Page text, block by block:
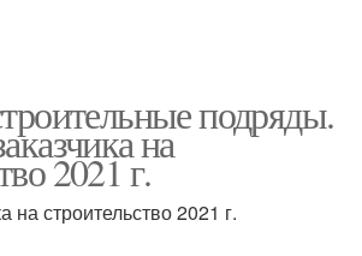
подряды.
на
2021 г.
на строительство 2021 г.